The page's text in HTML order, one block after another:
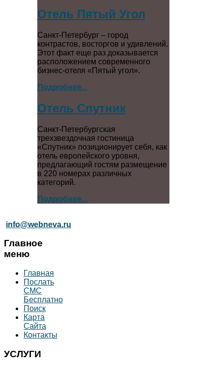
Отель Пятый Угол
Санкт-Петербург – город
контрастов, восторгов и удивлений.
Этот факт еще раз доказывается
расположением современного
бизнес-отеля «Пятый угол».
Подробнее...
Отель Спутник
Санкт-Петербургская
трехзвездочная гостиница
«Спутник» позиционирует себя, как
отель европейского уровня,
предлагающий гостям размещение
в 220 номерах различных
категорий.
Подробнее...
info@webneva.ru
Главное
меню
Главная
Послать
СМС
Бесплатно
Поиск
Карта
Сайта
Контакты
УСЛУГИ